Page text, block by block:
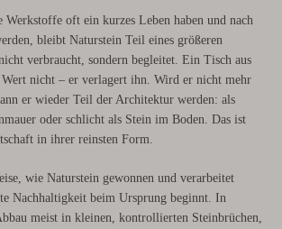
Werkstoffe oft ein kurzes Leben haben und nach
bleibt Naturstein Teil eines größeren
verbraucht, sondern begleitet. Ein Tisch aus
nicht – er verlagert ihn. Wird er nicht mehr
er wieder Teil der Architektur werden: als
oder schlicht als Stein im Boden. Das ist
in ihrer reinsten Form.
wie Naturstein gewonnen und verarbeitet
Nachhaltigkeit beim Ursprung beginnt. In
meist in kleinen, kontrollierten Steinbrüchen,